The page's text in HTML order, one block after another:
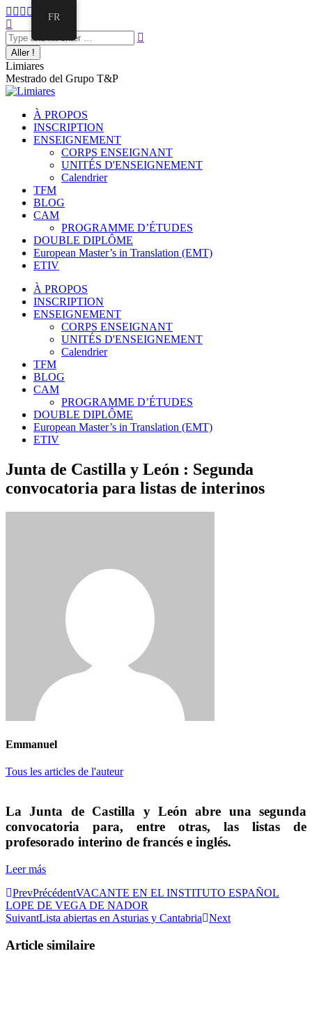
Aller
au
contenu
La
Facebook
s'ouvre
dans
une
nouvelle
fenêtre
La
Twitter
s'ouvre
dans
une
nouvelle
fenêtre
La
E-
mail
s'ouvre
dans
une
nouvelle
fenêtre
page
s'ouvre
dans
une
nouvelle
fenêtre
La
page
LinkedIn
s'ouvre
dans
une
nouvelle
fenêtre
Recherche
Limiares
Mestrado del Grupo T&P
À PROPOS
INSCRIPTION
ENSEIGNEMENT
CORPS ENSEIGNANT
UNITÉS D'ENSEIGNEMENT
Calendrier
TFM
BLOG
CAM
PROGRAMME D’ÉTUDES
DOUBLE DIPLÔME
European Master’s in Translation (EMT)
ETIV
À PROPOS
INSCRIPTION
ENSEIGNEMENT
CORPS ENSEIGNANT
UNITÉS D'ENSEIGNEMENT
Calendrier
TFM
BLOG
CAM
PROGRAMME D’ÉTUDES
DOUBLE DIPLÔME
European Master’s in Translation (EMT)
ETIV
Junta de Castilla y León : Segunda
convocatoria para listas de interinos
Emmanuel
Tous les articles de l'auteur
La Junta de Castilla y León abre una segunda
convocatoria para, entre otras, las listas de
profesorado interino de francés e inglés.
Leer más
PrevPrécédentVACANTE EN EL INSTITUTO ESPAÑOL
LOPE DE VEGA DE NADOR
SuivantLista abiertas en Asturias y Cantabria Next
Article similaire
FR